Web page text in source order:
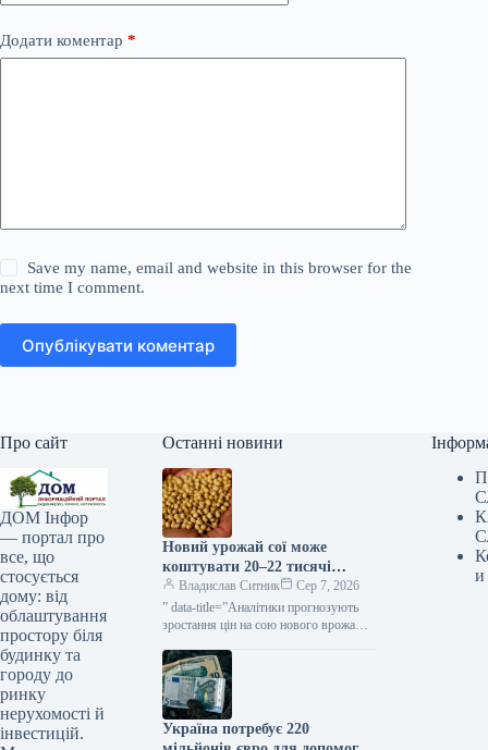
Додати коментар *
Save my name, email and website in this browser for the
next time I comment.
Опублікувати коментар
Про сайт
ДОМ Інфор
— портал про
все, що
стосується
дому: від
облаштування
простору біля
будинку та
городу до
ринку
нерухомості й
інвестицій.
Останні новини
Новий урожай сої може
коштувати 20–22 тисячі
гривень за тонну —
прогнозують аналітики —
КУРКУЛЬ
Владислав Ситник
Сер 7, 2026
” data-title=”Аналітики прогнозують
зростання цін на сою нового врожаю у
Україна потребує 220
и